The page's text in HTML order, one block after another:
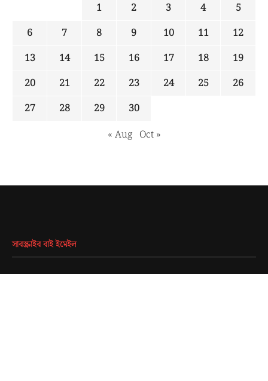
1 2 3 4
5
6
7 8 9 10 11
12
13
14 15 16 17 18
19
20
21 22 23 24 25
26
27
28 29
30
« Aug Oct »
সাবস্ক্রাইব বাই ইমেইল